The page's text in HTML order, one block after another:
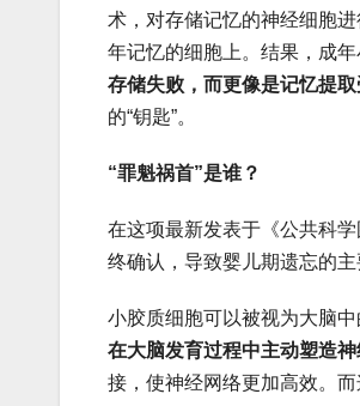
术，对存储记忆的神经细胞
年记忆的细胞上。结果，成
存储失败，而更像是记忆提取
的“钥匙”。
“罪魁祸首”是谁？
在这项最新发表于《公共科
终确认，导致婴儿期遗忘的主
小胶质细胞可以被视为大脑
在大脑发育过程中主动塑造
接，使神经网络更加高效。而